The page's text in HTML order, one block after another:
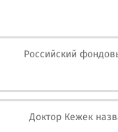
Российский
Доктор Кежек